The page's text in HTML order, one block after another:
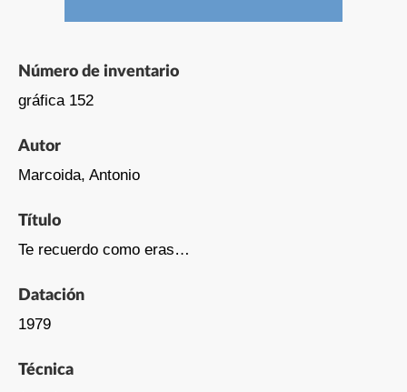
Número de inventario
gráfica 152
Autor
Marcoida, Antonio
Título
Te recuerdo como eras…
Datación
1979
Técnica